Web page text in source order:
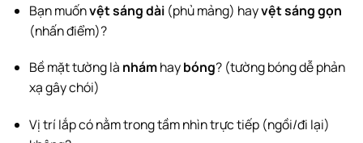
Bạn muốnvệt sáng dài(phủ mảng) hayvệt sáng gọn
(nhấn điểm)?
Bề mặt tường là nhámhaybóng? (tường bóng dễ phản
xạ gây chói)
Vị trí lắp có nằm trong tầm nhìn trực tiếp (ngồi/đi lại)